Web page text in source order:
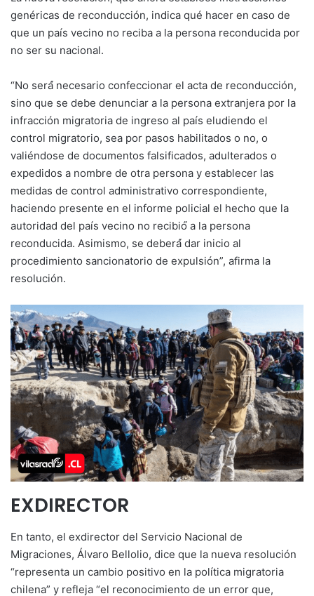
genéricas de reconducción, indica qué hacer en caso de
que un país vecino no reciba a la persona reconducida por
no ser su nacional.
“No será́ necesario confeccionar el acta de reconducción,
sino que se debe denunciar a la persona extranjera por la
infracción migratoria de ingreso al país eludiendo el
control migratorio, sea por pasos habilitados o no, o
valiéndose de documentos falsificados, adulterados o
expedidos a nombre de otra persona y establecer las
medidas de control administrativo correspondiente,
haciendo presente en el informe policial el hecho que la
autoridad del país vecino no recibió́ a la persona
reconducida. Asimismo, se deberá́ dar inicio al
procedimiento sancionatorio de expulsión”, afirma la
resolución.
EXDIRECTOR
En tanto, el exdirector del Servicio Nacional de
Migraciones, Álvaro Bellolio, dice que la nueva resolución
“representa un cambio positivo en la política migratoria
chilena” y refleja “el reconocimiento de un error que,